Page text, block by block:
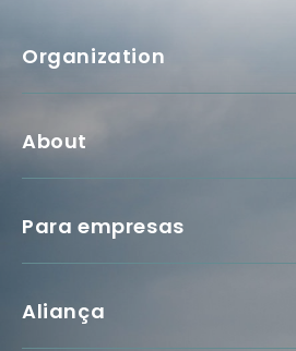
Organization
About
Para empresas
Aliança